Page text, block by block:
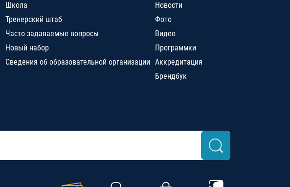
Школа
Тренерский штаб
Часто задаваемые вопросы
Новый набор
Сведения об образовательной организации
Новости
Фото
Видео
Программки
Аккредитация
Брендбук